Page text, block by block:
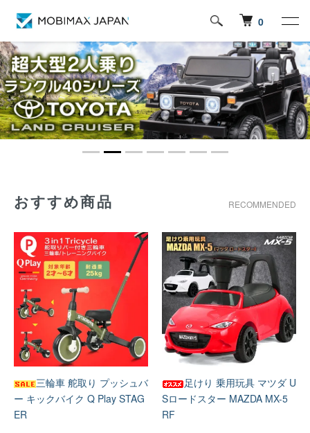
0
おすすめ商品 RECOMMENDED
三輪車 舵取り プッシュバ
ー キックバイク Q Play STAG
ER
足けり 乗用玩具 マツダ U
Sロードスター MAZDA MX-5
RF